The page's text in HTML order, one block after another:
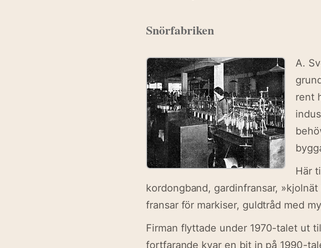
Snörfabriken
A.
rent
Här
kordongband, gardinfransar,
fransar för markiser, guldtråd med
Firman flyttade under 1970-talet ut
fortfarande kvar en bit in på 1990-